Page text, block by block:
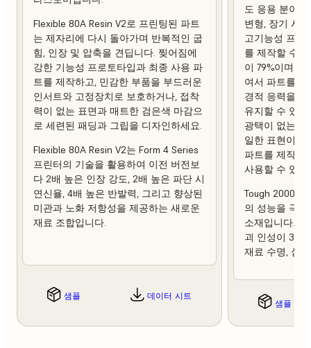
Flexible 80A Resin V2로 프린팅된 파트
는 제자리에 다시 돌아가며 반복적인 굽
힘, 인장 및 압축을 견딥니다. 찢어짐에
강한 기능성 프로토타입과 최종 사용 파
트를 제작하고, 민감한 부품을 부드러운
인서트와 고정장치로 보호하거나, 접착
력이 없는 표면과 매트한 검은색 마감으
로 세련된 패딩과 그립을 디자인하세요.
Flexible 80A Resin V2는 Form 4 Series
프린터의 기술을 활용하여 이전 버전보
다 2배 높은 인장 강도, 2배 높은 파단 시
연신율, 4배 높은 반발력, 그리고 향상된
미관과 노화 저항성을 제공하는 새로운
재료 조합입니다.
샘플 데이터 시트
도 응용 분야
변형, 장기 사
고기능성 프로
를 제작할 수
이 79%이며 열
여서 파트를
경적 응력을
유지할 수 있
광택이 없는
일한 표현이
파트를 제작하
사용할 수 있습
Tough 2000
의 성능을 극
소재입니다.
괴 인성이 3배
재료 수명, 심
샘플